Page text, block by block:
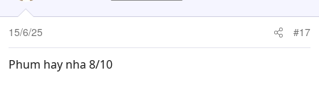
15/6/25 #17
Phum hay nha 8/10